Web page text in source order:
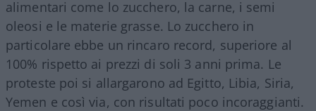
alimentari come lo zucchero, la carne, i semi
oleosi e le materie grasse. Lo zucchero in
particolare ebbe un rincaro record, superiore al
100% rispetto ai prezzi di soli 3 anni prima. Le
proteste poi si allargarono ad Egitto, Libia, Siria,
Yemen e così via, con risultati poco incoraggianti.